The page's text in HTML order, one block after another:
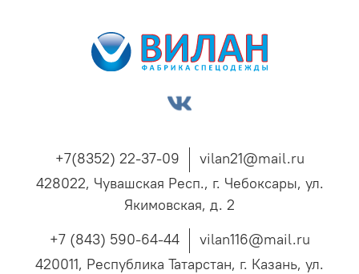
+7(8352) 22-37-09
vilan21@mail.ru
428022, Чувашская Респ., г. Чебоксары, ул.
Якимовская, д. 2
+7 (843) 590-64-44
vilan116@mail.ru
420011, Республика Татарстан, г. Казань, ул.